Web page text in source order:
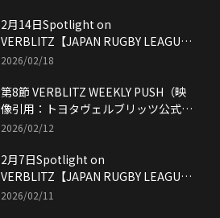
2月14日Spotlight on
VERBLITZ【JAPAN RUGBY LEAGUE
ONE】映像引用：トヨタヴェルブリッ
2026/02/18
第8節 VERBLITZ WEEKLY PUSH（映
像引用：トヨタヴェルブリッツ公式
YouTubeチャンネル）
2026/02/12
2月7日Spotlight on
VERBLITZ【JAPAN RUGBY LEAGUE
ONE】映像引用：トヨタヴェルブリッ
2026/02/11